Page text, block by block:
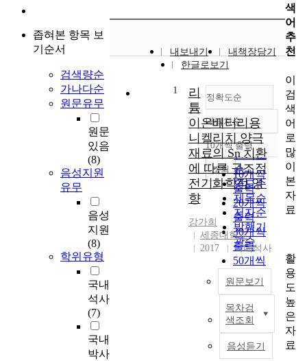
좁혀본 항목 보
기순서
검색량순
가나다순
원문유무
원문
있음
(8)
음성지원
유무
음성
지원
(8)
학위유형
국내
석사
(7)
국내
박사
내보내기
내책장담기
한글로보기
정확도순
정확도
순
인기도
순
연도순
제목순
저자순
발행기
관순
내림차순
내림차순
10개씩 출력
10개씩
출력
20개씩
출력
30개씩
출력
50개씩
출력
100개씩
출력
조회
1
리
튬
이온배터리용
니켈리치 양극
재료의 Sn 치환
에 따른 구조적
전기화학적 영
향
강가희
세종대학교
2017
국내석사
원문보기
목차검
색조회
음성듣기
색
어
추
천
이
검
색
어
로
많
이
본
자
료
활
용
도
높
은
자
료